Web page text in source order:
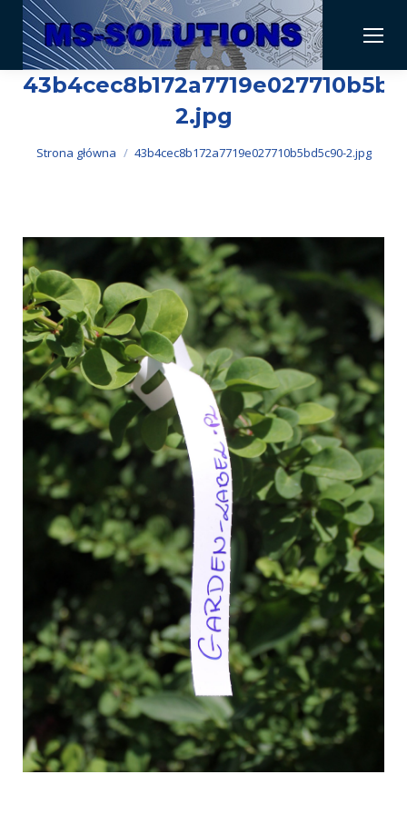
2.jpg
Jesteś tutaj:
Strona główna 43b4cec8b172a7719e027710b5bd5c90-2.jpg